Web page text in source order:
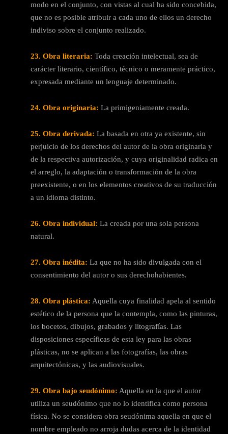
modo en el conjunto, con vistas al cual ha sido concebida,
que no es posible atribuir a cada uno de ellos un derecho
indiviso sobre el conjunto realizado.
23. Obra literaria: Toda creación intelectual, sea de
carácter literario, científico, técnico o meramente práctico,
expresada mediante un lenguaje determinado.
24. Obra originaria: La primigeniamente creada.
25. Obra derivada: La basada en otra ya existente, sin
perjuicio de los derechos del autor de la obra originaria y
de la respectiva autorización, y cuya originalidad radica en
el arreglo, la adaptación o transformación de la obra
preexistente, o en los elementos creativos de su traducción
a un idioma distinto.
26. Obra individual: La creada por una sola persona
natural.
27. Obra inédita: La que no ha sido divulgada con el
consentimiento del autor o sus derechohabientes.
28. Obra plástica: Aquella cuya finalidad apela al sentido
estético de la persona que la contempla, como las pinturas,
los bocetos, dibujos, grabados y litografías. Las
disposiciones específicas de esta ley para las obras
plásticas, no se aplican a las fotografías, las obras
arquitectónicas, y las audiovisuales.
29. Obra bajo seudónimo: Aquella en la que el autor
utiliza un seudónimo que no lo identifica como persona
física. No se considera obra seudónima aquella en que el
nombre empleado no arroja dudas acerca de la identidad